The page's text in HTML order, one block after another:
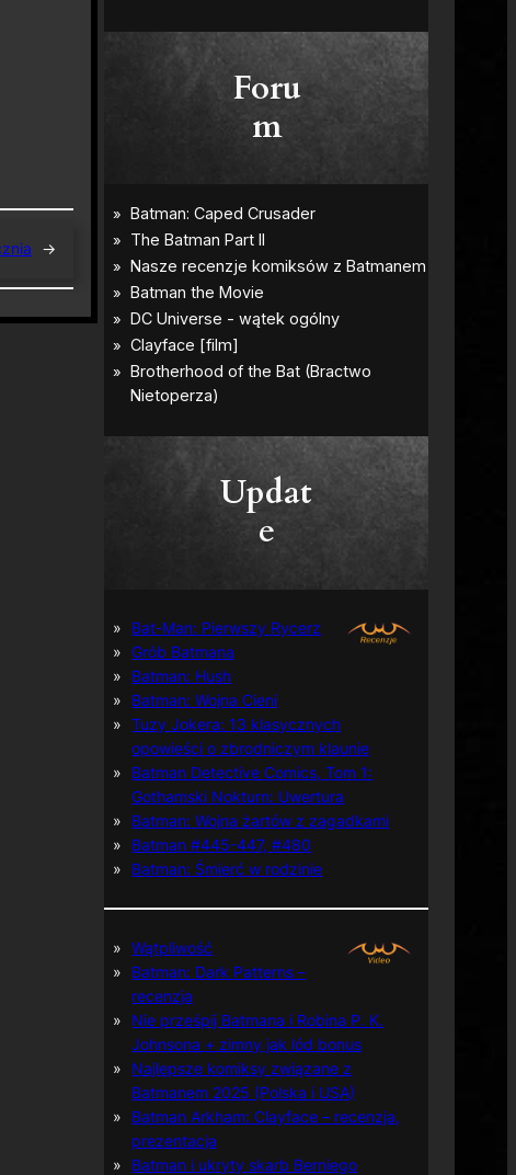
→
Foru
m
Updat
e
Bat-Man: Pierwszy Rycerz
Grób Batmana
Batman: Hush
Batman: Wojna Cieni
Tuzy Jokera: 13 klasycznych
opowieści o zbrodniczym klaunie
Batman Detective Comics, Tom 1:
Gothamski Nokturn: Uwertura
Batman: Wojna żartów z zagadkami
Batman #445-447, #480
Batman: Śmierć w rodzinie
Wątpliwość
Batman: Dark Patterns –
recenzja
Nie prześpij Batmana i Robina P. K.
Johnsona + zimny jak lód bonus
Najlepsze komiksy związane z
Batmanem 2025 (Polska i USA)
Batman Arkham: Clayface – recenzja,
prezentacja
Batman i ukryty skarb Berniego